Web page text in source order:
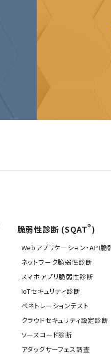
脆弱性診断 (SQAT®)
Webアプリケーション・API脆
ネットワーク脆弱性診断
スマホアプリ脆弱性診断
IoTセキュリティ診断
ペネトレーションテスト
クラウドセキュリティ設定診断
ソースコード診断
アタックサーフェス調査